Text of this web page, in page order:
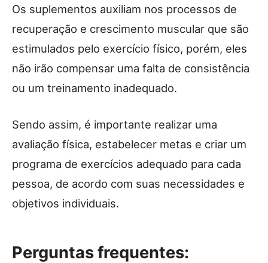
Os suplementos auxiliam nos processos de
recuperação e crescimento muscular que são
estimulados pelo exercício físico, porém, eles
não irão compensar uma falta de consistência
ou um treinamento inadequado.
Sendo assim, é importante realizar uma
avaliação física, estabelecer metas e criar um
programa de exercícios adequado para cada
pessoa, de acordo com suas necessidades e
objetivos individuais.
Perguntas frequentes: